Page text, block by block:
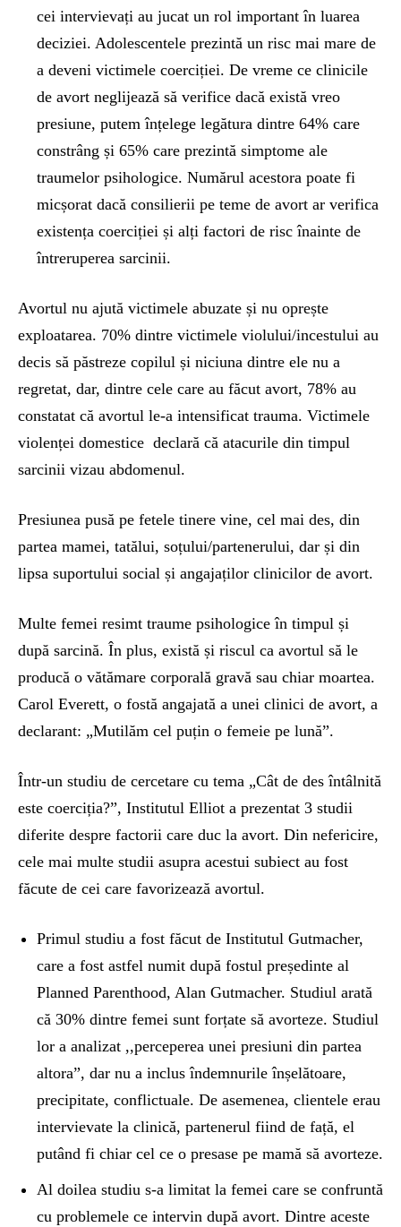
cei intervievați au jucat un rol important în luarea
deciziei. Adolescentele prezintă un risc mai mare de
a deveni victimele coerciției. De vreme ce clinicile
de avort neglijează să verifice dacă există vreo
presiune, putem înțelege legătura dintre 64% care
constrâng și 65% care prezintă simptome ale
traumelor psihologice. Numărul acestora poate fi
micșorat dacă consilierii pe teme de avort ar verifica
existența coerciției și alți factori de risc înainte de
întreruperea sarcinii.
Avortul nu ajută victimele abuzate și nu oprește
exploatarea. 70% dintre victimele violului/incestului au
decis să păstreze copilul și niciuna dintre ele nu a
regretat, dar, dintre cele care au făcut avort, 78% au
constatat că avortul le-a intensificat trauma. Victimele
violenței domestice declară că atacurile din timpul
sarcinii vizau abdomenul.
Presiunea pusă pe fetele tinere vine, cel mai des, din
partea mamei, tatălui, soțului/partenerului, dar și din
lipsa suportului social și angajaților clinicilor de avort.
Multe femei resimt traume psihologice în timpul și
după sarcină. În plus, există și riscul ca avortul să le
producă o vătămare corporală gravă sau chiar moartea.
Carol Everett, o fostă angajată a unei clinici de avort, a
declarant: „Mutilăm cel puțin o femeie pe lună”.
Într-un studiu de cercetare cu tema „Cât de des întâlnită
este coerciția?”, Institutul Elliot a prezentat 3 studii
diferite despre factorii care duc la avort. Din nefericire,
cele mai multe studii asupra acestui subiect au fost
făcute de cei care favorizează avortul.
Primul studiu a fost făcut de Institutul Gutmacher,
care a fost astfel numit după fostul președinte al
Planned Parenthood, Alan Gutmacher. Studiul arată
că 30% dintre femei sunt forțate să avorteze. Studiul
lor a analizat ,,perceperea unei presiuni din partea
altora”, dar nu a inclus îndemnurile înșelătoare,
precipitate, conflictuale. De asemenea, clientele erau
intervievate la clinică, partenerul fiind de față, el
putând fi chiar cel ce o presase pe mamă să avorteze.
Al doilea studiu s-a limitat la femei care se confruntă
cu problemele ce intervin după avort. Dintre aceste